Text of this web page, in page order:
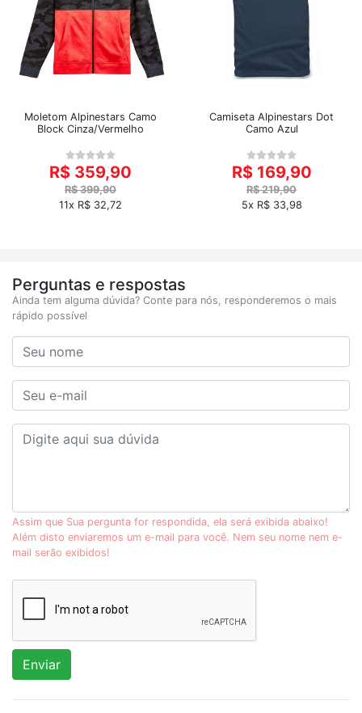
Moletom Alpinestars Camo
Block Cinza/Vermelho
R$ 359,90
R$ 399,90
11x R$ 32,72
Camiseta Alpinestars Dot
Camo Azul
R$ 169,90
R$ 219,90
5x R$ 33,98
Perguntas e respostas
Ainda tem alguma dúvida? Conte para nós, responderemos o mais
rápido possível
Assim que Sua pergunta for respondida, ela será exibida abaixo!
Além disto enviaremos um e-mail para você. Nem seu nome nem e-
mail serão exibidos!
Enviar